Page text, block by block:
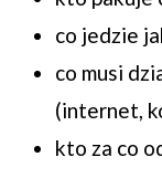
co jedzie
co musi
(internet,
kto za co